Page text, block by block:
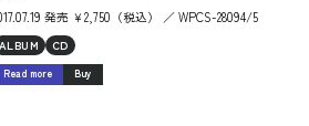
発売 ￥2,750（税込） ／ WPCS-28094/5
ALBUM CD
Read more Buy